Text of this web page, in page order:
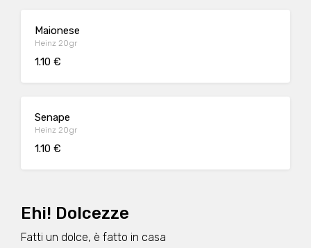
Maionese
Heinz 20gr
1.10 €
Senape
Heinz 20gr
1.10 €
Ehi! Dolcezze
Fatti un dolce, è fatto in casa